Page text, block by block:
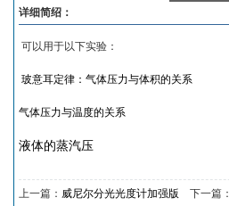
详细简绍：
可以用于以下实验：
玻意耳定律：气体压力与体积的关系
气体压力与温度的关系
液体的蒸汽压
上一篇： 威尼尔分光光度计加强版 下一篇：